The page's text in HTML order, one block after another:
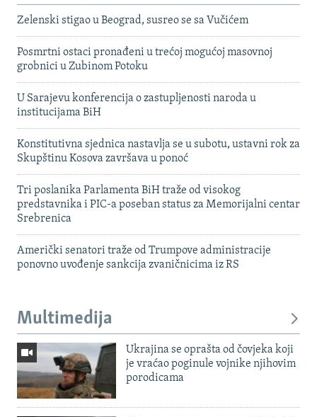
Zelenski stigao u Beograd, susreo se sa Vučićem
Posmrtni ostaci pronađeni u trećoj mogućoj masovnoj
grobnici u Zubinom Potoku
U Sarajevu konferencija o zastupljenosti naroda u
institucijama BiH
Konstitutivna sjednica nastavlja se u subotu, ustavni rok za
Skupštinu Kosova završava u ponoć
Tri poslanika Parlamenta BiH traže od visokog
predstavnika i PIC-a poseban status za Memorijalni centar
Srebrenica
Američki senatori traže od Trumpove administracije
ponovno uvođenje sankcija zvaničnicima iz RS
Multimedija
Ukrajina se oprašta od čovjeka koji
je vraćao poginule vojnike njihovim
porodicama